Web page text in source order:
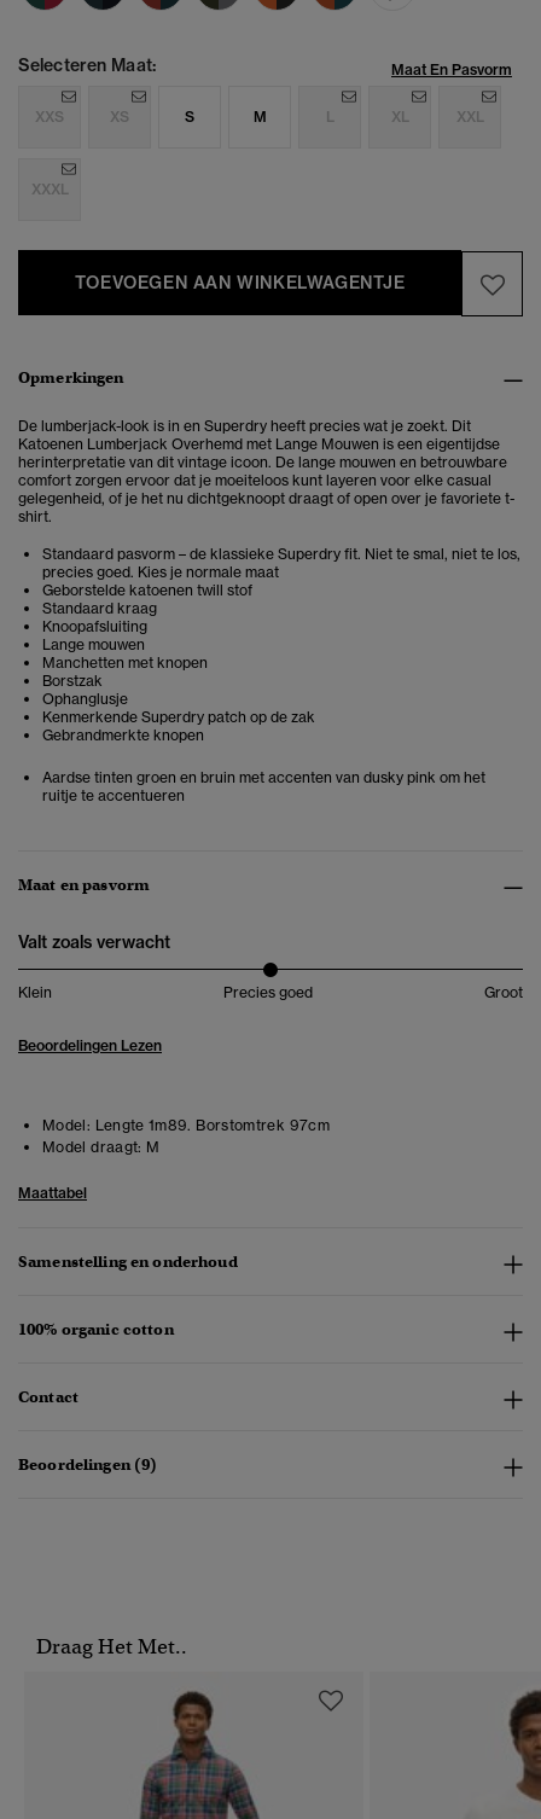
Selecteren Maat: Maat En Pasvorm
XXS XS S M L XL XXL
XXXL
TOEVOEGEN AAN WINKELWAGENTJE
Opmerkingen
De lumberjack-look is in en Superdry heeft precies wat je zoekt. Dit
Katoenen Lumberjack Overhemd met Lange Mouwen is een eigentijdse
herinterpretatie van dit vintage icoon. De lange mouwen en betrouwbare
comfort zorgen ervoor dat je moeiteloos kunt layeren voor elke casual
gelegenheid, of je het nu dichtgeknoopt draagt of open over je favoriete t-
shirt.
Standaard pasvorm – de klassieke Superdry fit. Niet te smal, niet te los,
precies goed. Kies je normale maat
Geborstelde katoenen twill stof
Standaard kraag
Knoopafsluiting
Lange mouwen
Manchetten met knopen
Borstzak
Ophanglusje
Kenmerkende Superdry patch op de zak
Gebrandmerkte knopen
Aardse tinten groen en bruin met accenten van dusky pink om het
ruitje te accentueren
Maat en pasvorm
Valt zoals verwacht
Klein Precies goed Groot
Beoordelingen Lezen
Model: Lengte 1m89. Borstomtrek 97cm
Model draagt: M
Maattabel
Samenstelling en onderhoud
100% organic cotton
Contact
Beoordelingen (9)
Draag Het Met..